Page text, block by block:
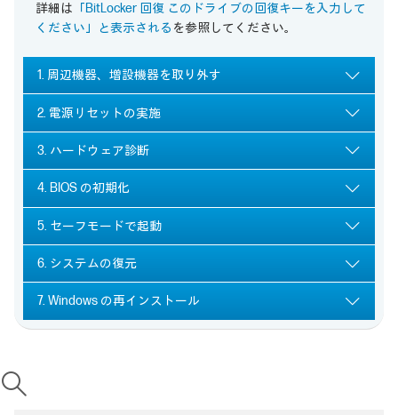
詳細は 「BitLocker 回復 このドライブの回復キーを入力して
ください」と表示される を参照してください。
1. 周辺機器、増設機器を取り外す
2. 電源リセットの実施
3. ハードウェア診断
4. BIOS の初期化
5. セーフモードで起動
6. システムの復元
7. Windows の再インストール